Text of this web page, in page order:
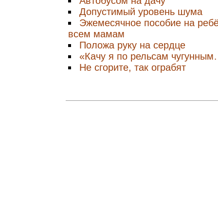
Допустимый уровень шума
Эжемесячное пособие на
всем мамам
Положа руку на сердце
«Качу я по рельсам
Не сгорите, так ограбят